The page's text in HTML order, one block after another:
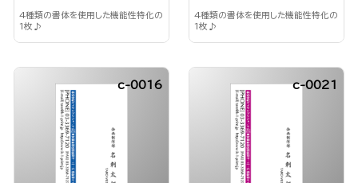
4種類の書体を使用した機能性特化の
1枚♪
4種類の書体を使用した機能性特化の
1枚♪
c-0016 c-0021